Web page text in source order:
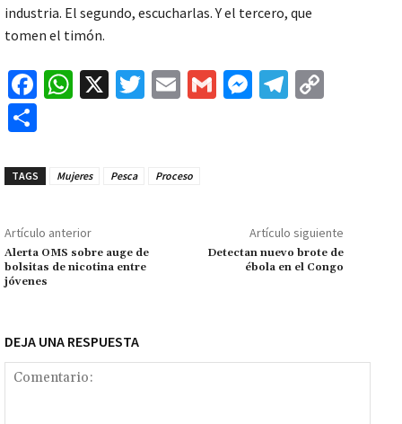
industria. El segundo, escucharlas. Y el tercero, que
tomen el timón.
Fa
o
k
W
sA
p
X
T
er
E
l
G
M
r
Te
n
k
m
ar
tir
TAGS Mujeres Pesca Proceso
Artículo anterior
Alerta OMS sobre auge de
bolsitas de nicotina entre
jóvenes
Artículo siguiente
Detectan nuevo brote de
ébola en el Congo
DEJA UNA RESPUESTA